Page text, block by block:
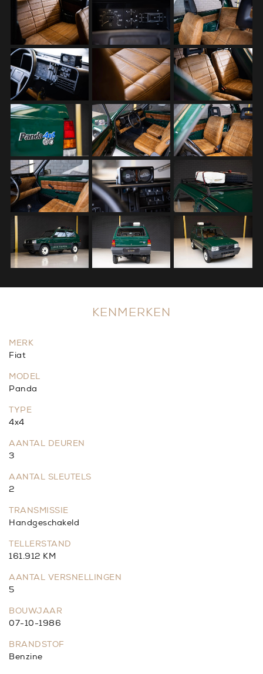
KENMERKEN
MERK
Fiat
MODEL
Panda
TYPE
4x4
AANTAL DEUREN
3
AANTAL SLEUTELS
2
TRANSMISSIE
Handgeschakeld
TELLERSTAND
161.912 KM
AANTAL VERSNELLINGEN
5
BOUWJAAR
07-10-1986
BRANDSTOF
Benzine